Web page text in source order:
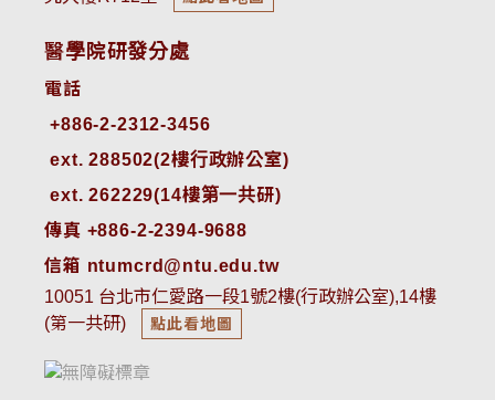
醫學院研發分處
電話
ext. 288502(2樓行政辦公室)
ext. 262229(14樓第一共研)
傳真 +886-2-2394-9688
信箱 ntumcrd@ntu.edu.tw
10051 台北市仁愛路一段1號2樓(行政辦公室),14樓
(第一共研)
點此看地圖